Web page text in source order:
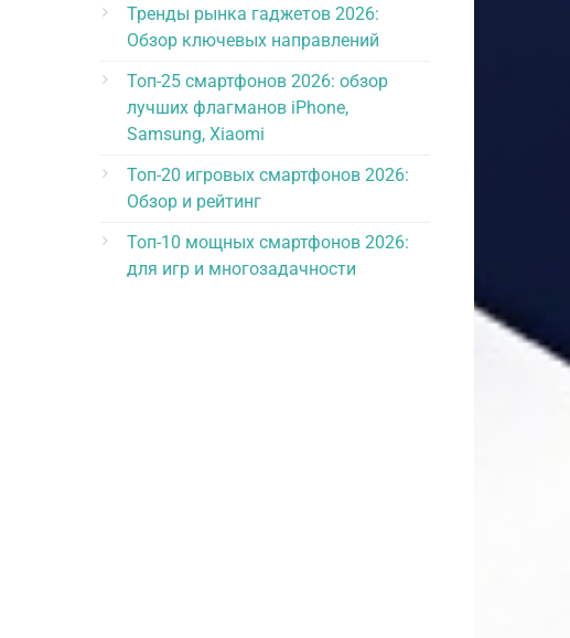
Тренды рынка гаджетов 2026:
Обзор ключевых направлений
Топ-25 смартфонов 2026: обзор
лучших флагманов iPhone,
Samsung, Xiaomi
Топ-20 игровых смартфонов 2026:
Обзор и рейтинг
Топ-10 мощных смартфонов 2026:
для игр и многозадачности